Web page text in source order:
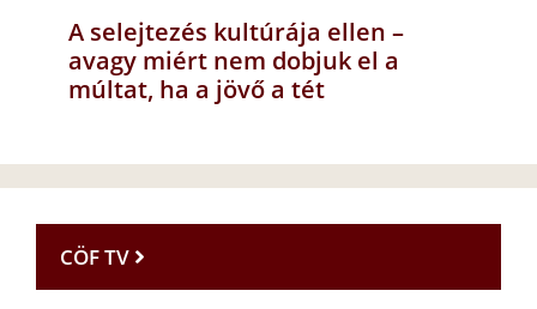
A selejtezés kultúrája ellen –
avagy miért nem dobjuk el a
múltat, ha a jövő a tét
CÖF TV